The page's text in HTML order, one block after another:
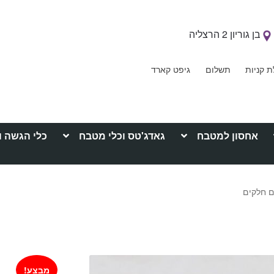
בן גוריון 2 הרצליה
קניות תשלום גיפט קארד
אחסון למטבח גאדג'טס וכלי מטבח כלי הגשה
מבצע!